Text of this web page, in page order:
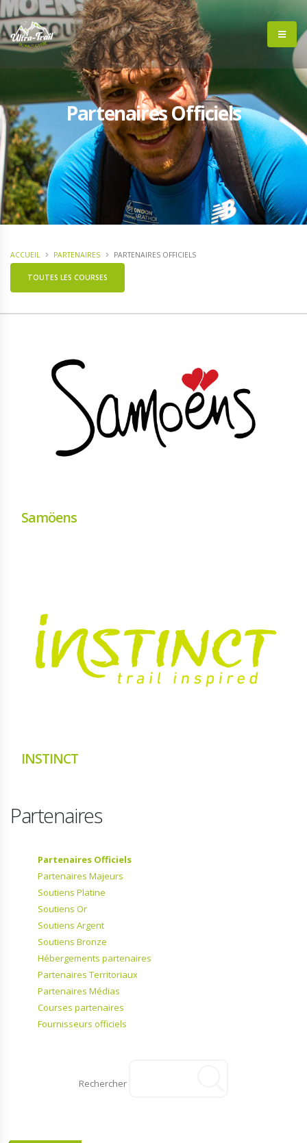
Partenaires Officiels
ACCUEIL PARTENAIRES PARTENAIRES OFFICIELS
TOUTES LES COURSES
Samöens
INSTINCT
Partenaires
Partenaires Officiels
Partenaires Majeurs
Soutiens Platine
Soutiens Or
Soutiens Argent
Soutiens Bronze
Hébergements partenaires
Partenaires Territoriaux
Partenaires Médias
Courses partenaires
Fournisseurs officiels
Rechercher